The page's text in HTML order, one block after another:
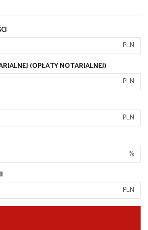
PLN
(OPŁATY NOTARIALNEJ)
PLN
PLN
%
PLN